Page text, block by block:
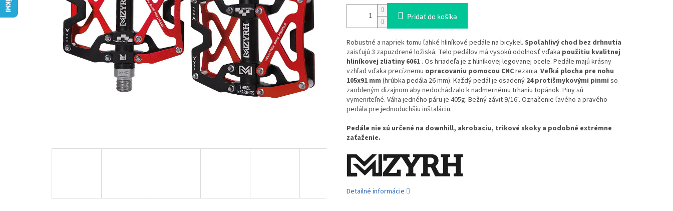
Pridať do košíka
Robustné a napriek tomu ľahké hliníkové pedále na bicykel. Spoľahlivý chod bez drhnutia
zaisťujú 3 zapuzdrené ložiská. Telo pedálov má vysokú odolnosť vďaka použitiu kvalitnej
hliníkovej zliatiny 6061 . Os hriadeľa je z hliníkovej legovanej ocele. Pedále majú krásny
vzhľad vďaka precíznemu opracovaniu pomocou CNCrezania. Veľká plocha pre nohu
105x91 mm (hrúbka pedála 26 mm). Každý pedál je osadený 24 protišmykovými pinmi so
zaobleným dizajnom aby nedochádzalo k nadmernému trhaniu topánok. Piny sú
vymeniteľné. Váha jedného páru je 405g. Bežný závit 9/16". Označenie ľavého a pravého
pedála pre jednoduchšiu inštaláciu.
Pedále nie sú určené na downhill, akrobaciu, trikové skoky a podobné extrémne
zaťaženie.
Detailné informácie